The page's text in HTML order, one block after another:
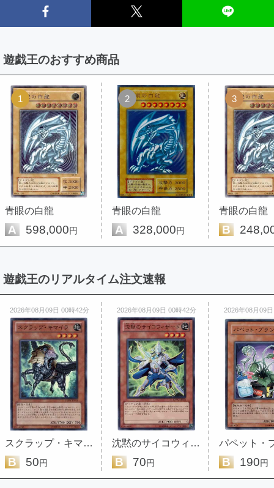
遊戯王のおすすめ商品
1
青眼の白龍
A 598,000円
2
青眼の白龍
A 328,000円
3
青眼の白龍
B
遊戯王のリアルタイム注文速報
2026年08月09日 00時42分
スクラップ・キマイラ
B 50円
2026年08月09日 00時42分
沈黙のサイコウィザード
B 70円
2026年08月09
パペット・
B 190円